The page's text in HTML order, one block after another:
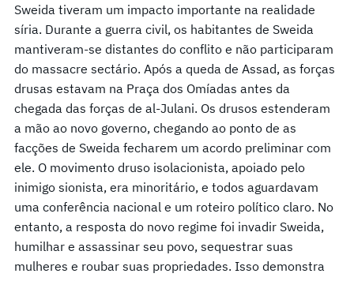
Sweida tiveram um impacto importante na realidade
síria. Durante a guerra civil, os habitantes de Sweida
mantiveram-se distantes do conflito e não participaram
do massacre sectário. Após a queda de Assad, as forças
drusas estavam na Praça dos Omíadas antes da
chegada das forças de al-Julani. Os drusos estenderam
a mão ao novo governo, chegando ao ponto de as
facções de Sweida fecharem um acordo preliminar com
ele. O movimento druso isolacionista, apoiado pelo
inimigo sionista, era minoritário, e todos aguardavam
uma conferência nacional e um roteiro político claro. No
entanto, a resposta do novo regime foi invadir Sweida,
humilhar e assassinar seu povo, sequestrar suas
mulheres e roubar suas propriedades. Isso demonstra